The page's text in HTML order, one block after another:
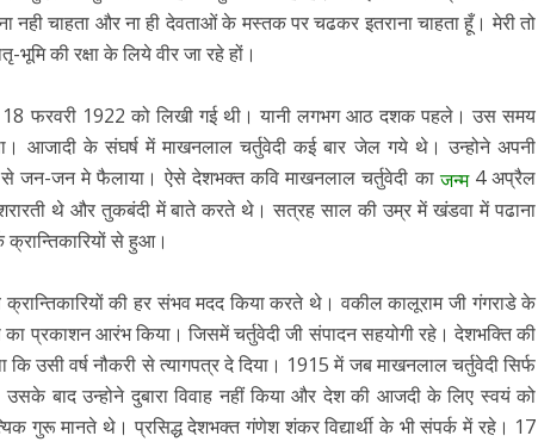
चाहता और ना ही देवताओं के मस्तक पर चढकर इतराना चाहता हूँ। मेरी तो
की रक्षा के लिये वीर जा रहे हों।
18 फरवरी 1922 को लिखी गई थी। यानी लगभग आठ दशक पहले। उस समय
आजादी के संघर्ष में माखनलाल चर्तुवेदी कई बार जेल गये थे। उन्होने अपनी
जन-जन मे फैलाया। ऐसे देशभक्त कवि माखनलाल चर्तुवेदी काजन्म4 अप्रैल
थे और तुकबंदी में बाते करते थे। सत्रह साल की उम्र में खंडवा में पढाना
से हुआ।
की हर संभव मदद किया करते थे। वकील कालूराम जी गंगराडे के
प्रकाशन आरंभ किया। जिसमें चर्तुवेदी जी संपादन सहयोगी रहे। देशभक्ति की
उसी वर्ष नौकरी से त्यागपत्र दे दिया। 1915 में जब माखनलाल चर्तुवेदी सिर्फ
उसके बाद उन्होने दुबारा विवाह नहीं किया और देश की आजदी के लिए स्वयं को
गुरू मानते थे। प्रसिद्ध देशभक्त गंणेश शंकर विद्यार्थी के भी संपर्क में रहे। 17